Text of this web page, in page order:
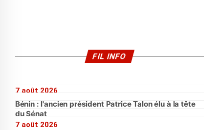
FIL INFO
7 août 2026
Bénin : l'ancien président Patrice Talon élu à la tête
du Sénat
7 août 2026